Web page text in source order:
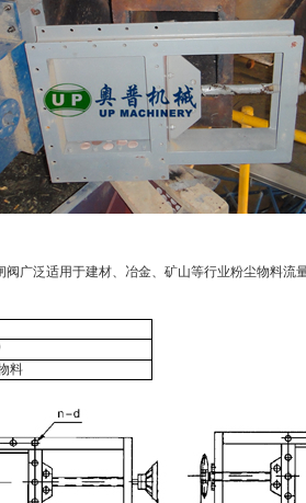
广泛适用于建材、冶金、矿山等行业粉尘物料流
料